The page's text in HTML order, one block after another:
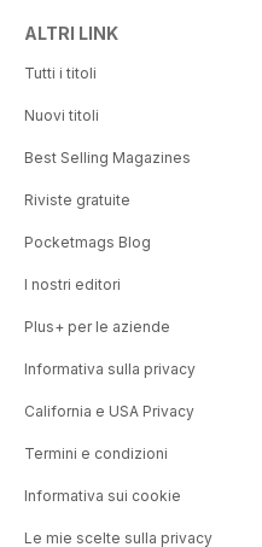
ALTRI LINK
Tutti i titoli
Nuovi titoli
Best Selling Magazines
Riviste gratuite
Pocketmags Blog
I nostri editori
Plus+ per le aziende
Informativa sulla privacy
California e USA Privacy
Termini e condizioni
Informativa sui cookie
Le mie scelte sulla privacy